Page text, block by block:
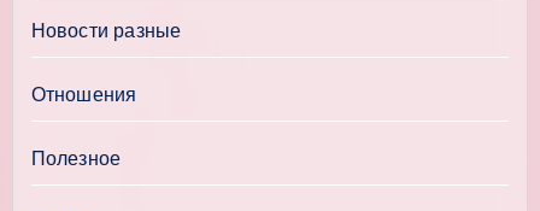
Новости разные
Отношения
Полезное